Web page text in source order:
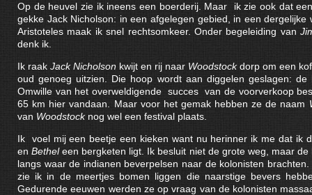
Op de heuvel zie ik ineens een boerderij. Maar ik zie ook dat
gekke Jack Nicholson: in een afgelegen gebied, in een
Aristoteles maak ik snel rechtsomkeer. Onder begeleiding van
denk ik.
Ik raak Jack Nicholson kwijt en rij naar Woodstockdorp om een
oud genoeg uitzien. Die hoop wordt aan diggelen geslagen:
Omwille van het overweldigende succes van de voorverkoop
65 km hier vandaan. Maar voor het gemak hebben ze de naam
van Woodstocknog wel een festival plaats.
Ik voel mij een beetje een kieken want nu herinner ik me dat
enBetheleen bergketen ligt. Ik besluit niet de grote weg, maar
langs waar de indianen beverpelsen naar de kolonisten
zie ik in de meertjes bomen liggen die naarstige bevers
Gedurende eeuwen werden ze op vraag van de kolonisten